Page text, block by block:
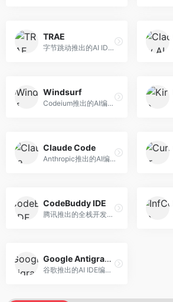
TRAE
字节跳动推出的AI IDE编程工具，深度集成大模型能力。面向开发者，提供智能代码补全、代码解释、重构优化等服务，编程效率显著提升。
Windsurf
Codeium推出的AI编程工具，专注于代码智能辅助。面向开发者，提供代码补全、代码生成、代码解释等服务，多语言支持完善。
Claude Code
Anthropic推出的AI编程工具，基于Claude模型。面向开发者，提供代码生成、代码审查、调试辅助等服务，代码质量高，推理能力强。
CodeBuddy IDE
腾讯推出的全栈开发AI IDE，整合腾讯云服务。面向开发者，提供代码生成、调试辅助、部署服务等功能，与腾讯云生态深度整合。
Google Antigravity
谷歌推出的AI IDE编程智能体，整合Google Cloud服务。面向谷歌生态开发者，提供智能编程辅助、云服务集成等功能。